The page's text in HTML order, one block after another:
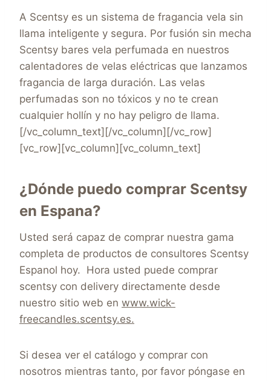
A Scentsy es un sistema de fragancia vela sin
llama inteligente y segura. Por fusión sin mecha
Scentsy bares vela perfumada en nuestros
calentadores de velas eléctricas que lanzamos
fragancia de larga duración. Las velas
perfumadas son no tóxicos y no te crean
cualquier hollín y no hay peligro de llama.
[/vc_column_text][/vc_column][/vc_row]
[vc_row][vc_column][vc_column_text]
¿Dónde puedo comprar Scentsy
en Espana?
Usted será capaz de comprar nuestra gama
completa de productos de consultores Scentsy
Espanol hoy. Hora usted puede comprar
scentsy con delivery directamente desde
nuestro sitio web en www.wick-
freecandles.scentsy.es.
Si desea ver el catálogo y comprar con
nosotros mientras tanto, por favor póngase en